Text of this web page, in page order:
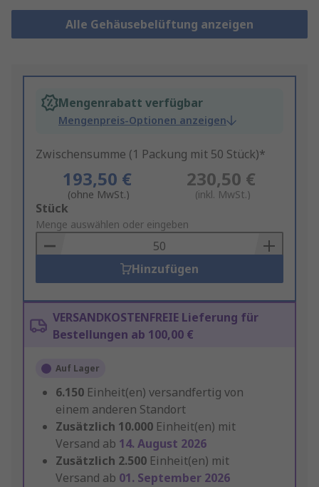
Alle Gehäusebelüftung anzeigen
Mengenrabatt verfügbar
Mengenpreis-Optionen anzeigen
Zwischensumme (1 Packung mit 50 Stück)*
193,50 €
(ohne MwSt.)
230,50 €
(inkl. MwSt.)
Add
to
Basket
Stück
Menge auswählen oder eingeben
Hinzufügen
VERSANDKOSTENFREIE Lieferung für
Bestellungen ab 100,00 €
Auf Lager
6.150 Einheit(en) versandfertig von
einem anderen Standort
Zusätzlich 10.000 Einheit(en) mit
Versand ab 14. August 2026
Zusätzlich 2.500 Einheit(en) mit
Versand ab 01. September 2026